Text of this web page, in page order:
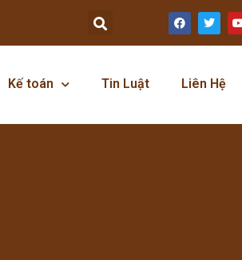
Kế toán Tin Luật Liên Hệ